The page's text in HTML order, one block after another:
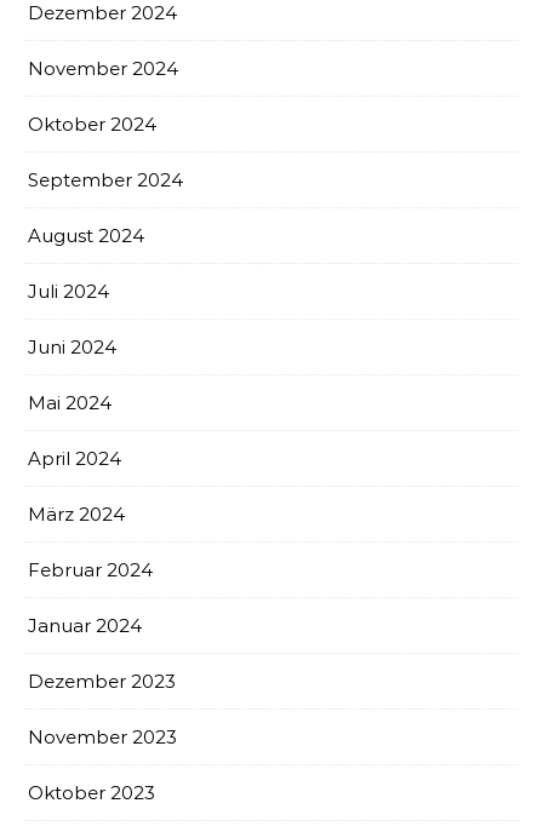
Dezember 2024
November 2024
Oktober 2024
September 2024
August 2024
Juli 2024
Juni 2024
Mai 2024
April 2024
März 2024
Februar 2024
Januar 2024
Dezember 2023
November 2023
Oktober 2023